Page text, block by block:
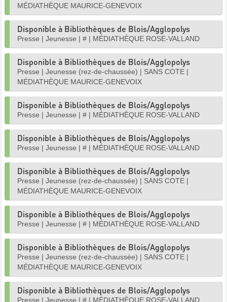
MÉDIATHÈQUE MAURICE-GENEVOIX
Disponible à Bibliothèques de Blois/Agglopolys
Presse | Jeunesse | # | MÉDIATHÈQUE ROSE-VALLAND
Disponible à Bibliothèques de Blois/Agglopolys
Presse | Jeunesse (rez-de-chaussée) | SANS COTE |
MÉDIATHÈQUE MAURICE-GENEVOIX
Disponible à Bibliothèques de Blois/Agglopolys
Presse | Jeunesse | # | MÉDIATHÈQUE ROSE-VALLAND
Disponible à Bibliothèques de Blois/Agglopolys
Presse | Jeunesse | # | MÉDIATHÈQUE ROSE-VALLAND
Disponible à Bibliothèques de Blois/Agglopolys
Presse | Jeunesse (rez-de-chaussée) | SANS COTE |
MÉDIATHÈQUE MAURICE-GENEVOIX
Disponible à Bibliothèques de Blois/Agglopolys
Presse | Jeunesse | # | MÉDIATHÈQUE ROSE-VALLAND
Disponible à Bibliothèques de Blois/Agglopolys
Presse | Jeunesse (rez-de-chaussée) | SANS COTE |
MÉDIATHÈQUE MAURICE-GENEVOIX
Disponible à Bibliothèques de Blois/Agglopolys
Presse | Jeunesse | # | MÉDIATHÈQUE ROSE-VALLAND